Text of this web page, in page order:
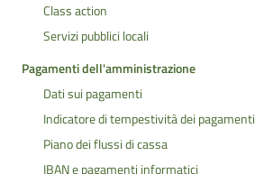
Class action
Servizi pubblici locali
Pagamenti dell'amministrazione
Dati sui pagamenti
Indicatore di tempestività dei pagamenti
Piano dei flussi di cassa
IBAN e pagamenti informatici